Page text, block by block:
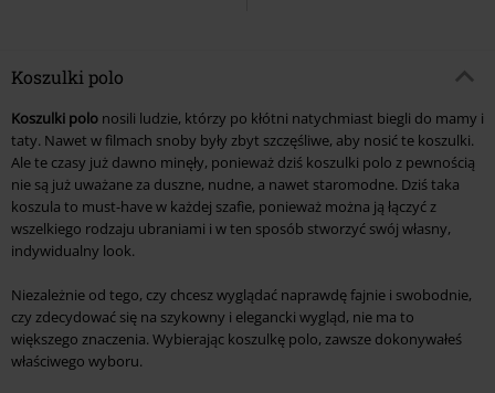
Koszulki polo
Koszulki polo nosili ludzie, którzy po kłótni natychmiast biegli do mamy i
taty. Nawet w filmach snoby były zbyt szczęśliwe, aby nosić te koszulki.
Ale te czasy już dawno minęły, ponieważ dziś koszulki polo z pewnością
nie są już uważane za duszne, nudne, a nawet staromodne. Dziś taka
koszula to must-have w każdej szafie, ponieważ można ją łączyć z
wszelkiego rodzaju ubraniami i w ten sposób stworzyć swój własny,
indywidualny look.
Niezależnie od tego, czy chcesz wyglądać naprawdę fajnie i swobodnie,
czy zdecydować się na szykowny i elegancki wygląd, nie ma to
większego znaczenia. Wybierając koszulkę polo, zawsze dokonywałeś
właściwego wyboru.